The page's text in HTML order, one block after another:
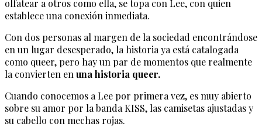
olfatear a otros como ella, se topa con Lee, con quien
establece una conexión inmediata.
Con dos personas al margen de la sociedad encontrándose
en un lugar desesperado, la historia ya está catalogada
como queer, pero hay un par de momentos que realmente
la convierten en una historia queer.
Cuando conocemos a Lee por primera vez, es muy abierto
sobre su amor por la banda KISS, las camisetas ajustadas y
su cabello con mechas rojas.